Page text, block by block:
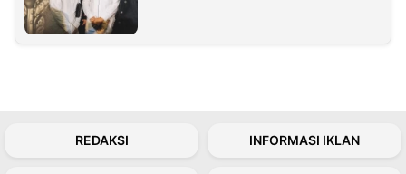
REDAKSI INFORMASI IKLAN